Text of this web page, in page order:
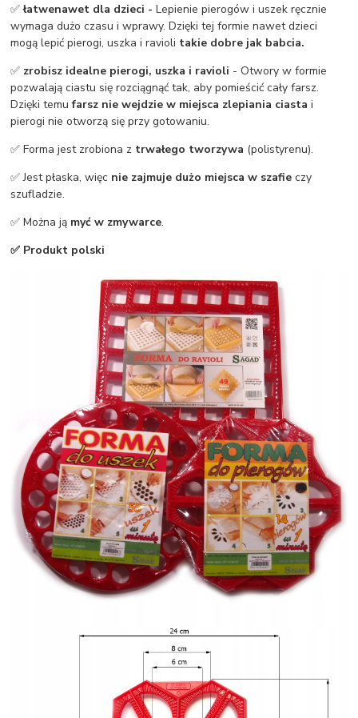
✅łatwenawet dla dzieci - Lepienie pierogów i uszek ręcznie
wymaga dużo czasu i wprawy. Dzięki tej formie nawet dzieci
mogą lepić pierogi, uszka i ravioli takie dobre jak babcia.
✅ zrobisz idealne pierogi, uszka i ravioli - Otwory w formie
pozwalają ciastu się rozciągnąć tak, aby pomieścić cały farsz.
Dzięki temufarsz nie wejdzie w miejsca zlepiania ciasta i
pierogi nie otworzą się przy gotowaniu.
✅ Forma jest zrobiona z trwałego tworzywa (polistyrenu).
✅ Jest płaska, więc nie zajmuje dużo miejsca w szafie czy
szufladzie.
✅ Można ją myć w zmywarce.
✅ Produkt polski